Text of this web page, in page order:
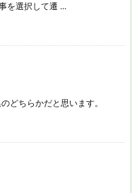
を選択して遷 ...
どちらかだと思います。